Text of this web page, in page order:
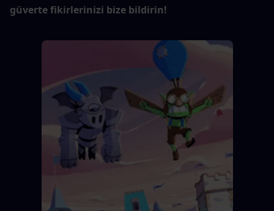
güverte fikirlerinizi bize bildirin!